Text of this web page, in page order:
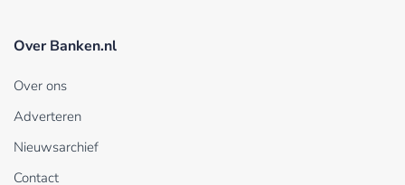
Over Banken.nl
Over ons
Adverteren
Nieuwsarchief
Contact